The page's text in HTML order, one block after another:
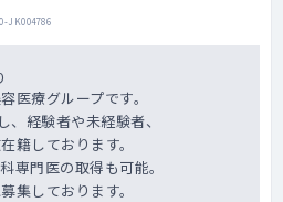
JK004786
医療グループです。
経験者や未経験者、
籍しております。
専門医の取得も可能。
集しております。